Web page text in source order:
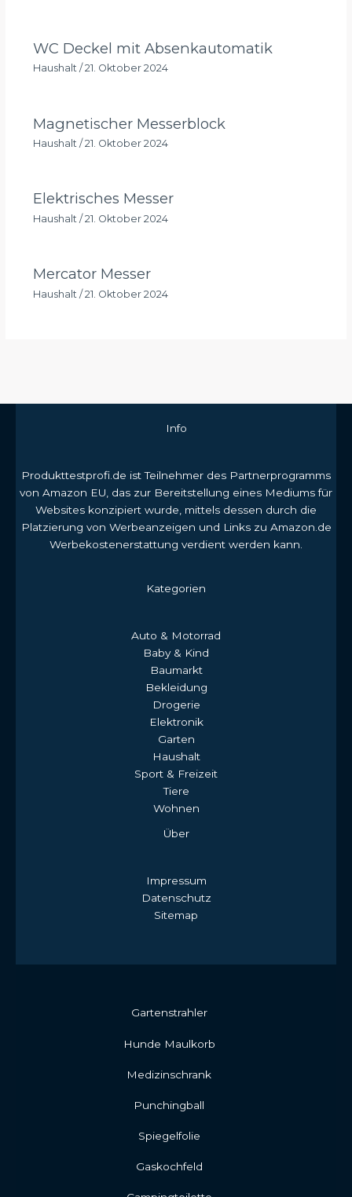
WC Deckel mit Absenkautomatik
Haushalt/ 21. Oktober 2024
Magnetischer Messerblock
Haushalt / 21. Oktober 2024
Elektrisches Messer
Haushalt / 21. Oktober 2024
Mercator Messer
Haushalt /21. Oktober 2024
Info
Produkttestprofi.de ist Teilnehmer des Partnerprogramms
von Amazon EU, das zur Bereitstellung eines Mediums für
Websites konzipiert wurde, mittels dessen durch die
Platzierung von Werbeanzeigen und Links zu Amazon.de
Werbekostenerstattung verdient werden kann.
Kategorien
Auto & Motorrad
Baby & Kind
Baumarkt
Bekleidung
Drogerie
Elektronik
Garten
Haushalt
Sport & Freizeit
Tiere
Wohnen
Über
Impressum
Datenschutz
Sitemap
Gartenstrahler
Hunde Maulkorb
Medizinschrank
Punchingball
Spiegelfolie
Gaskochfeld